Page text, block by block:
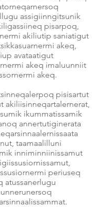
assigiinngitsunik
pisarpoq,
akiliutip saniatigut
akeq,
avataatigut
akeq imaluunniit
akeq.
pisisartut
akiliisinneqartalernerat,
ikummatissamik
annertutiginerata
taamaalilluni
inniminniinissamut
periuseq
atussanerlugu